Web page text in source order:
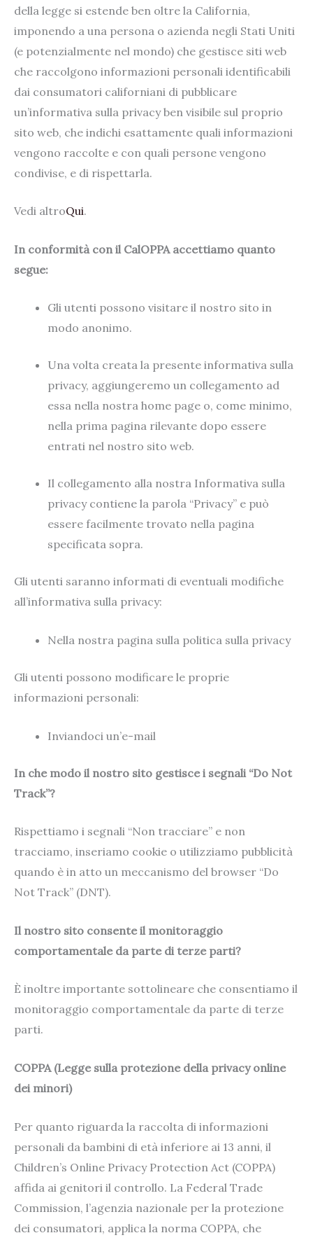
della legge si estende ben oltre la California,
imponendo a una persona o azienda negli Stati Uniti
(e potenzialmente nel mondo) che gestisce siti web
che raccolgono informazioni personali identificabili
dai consumatori californiani di pubblicare
un’informativa sulla privacy ben visibile sul proprio
sito web, che indichi esattamente quali informazioni
vengono raccolte e con quali persone vengono
condivise, e di rispettarla.
Vedi altroQui.
In conformità con il CalOPPA accettiamo quanto
segue:
Gli utenti possono visitare il nostro sito in
modo anonimo.
Una volta creata la presente informativa sulla
privacy, aggiungeremo un collegamento ad
essa nella nostra home page o, come minimo,
nella prima pagina rilevante dopo essere
entrati nel nostro sito web.
Il collegamento alla nostra Informativa sulla
privacy contiene la parola “Privacy” e può
essere facilmente trovato nella pagina
specificata sopra.
Gli utenti saranno informati di eventuali modifiche
all’informativa sulla privacy:
Nella nostra pagina sulla politica sulla privacy
Gli utenti possono modificare le proprie
informazioni personali:
Inviandoci un’e-mail
In che modo il nostro sito gestisce i segnali “Do Not
Track”?
Rispettiamo i segnali “Non tracciare” e non
tracciamo, inseriamo cookie o utilizziamo pubblicità
quando è in atto un meccanismo del browser “Do
Not Track” (DNT).
Il nostro sito consente il monitoraggio
comportamentale da parte di terze parti?
È inoltre importante sottolineare che consentiamo il
monitoraggio comportamentale da parte di terze
parti.
COPPA (Legge sulla protezione della privacy online
dei minori)
Per quanto riguarda la raccolta di informazioni
personali da bambini di età inferiore ai 13 anni, il
Children’s Online Privacy Protection Act (COPPA)
affida ai genitori il controllo. La Federal Trade
Commission, l’agenzia nazionale per la protezione
dei consumatori, applica la norma COPPA, che